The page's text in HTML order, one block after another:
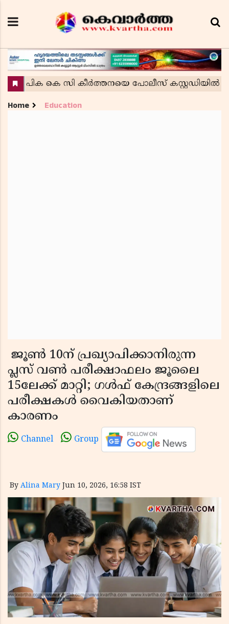
Home Education
ജൂൺ 10ന് പ്രഖ്യാപിക്കാനിരുന്ന
പ്ലസ് വൺ പരീക്ഷാഫലം ജൂലൈ
15ലേക്ക് മാറ്റി; ഗൾഫ് കേന്ദ്രങ്ങളിലെ
പരീക്ഷകൾ വൈകിയതാണ്
കാരണം
Channel Group
By Alina Mary Jun 10, 2026, 16:58 IST